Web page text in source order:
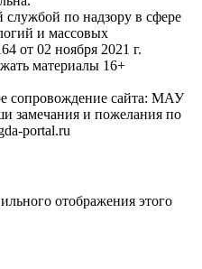
службой по надзору в сфере
и массовых
от 02 ноября 2021 г.
материалы 16+
сопровождение сайта: МАУ
замечания и пожелания по
portal.ru
отображения этого